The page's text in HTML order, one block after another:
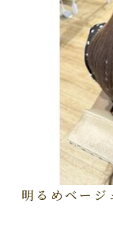
明るめベー